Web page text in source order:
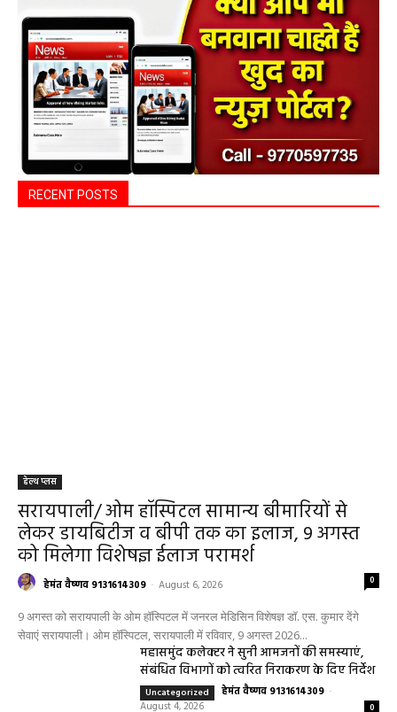
हेल्थ प्लस
सरायपाली/ ओम हॉस्पिटल सामान्य बीमारियों से
लेकर डायबिटीज व बीपी तक का इलाज, 9 अगस्त
को मिलेगा विशेषज्ञ ईलाज परामर्श
हेमंत वैष्णव 9131614309 - August 6, 2026
9 अगस्त को सरायपाली के ओम हॉस्पिटल में जनरल मेडिसिन विशेषज्ञ डॉ. एस. कुमार देंगे
सेवाएं सरायपाली। ओम हॉस्पिटल, सरायपाली में रविवार, 9 अगस्त 2026...